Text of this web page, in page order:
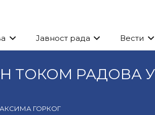
Јавност рада Вести
ТОКОМ РАДОВА
ГОРКОГ